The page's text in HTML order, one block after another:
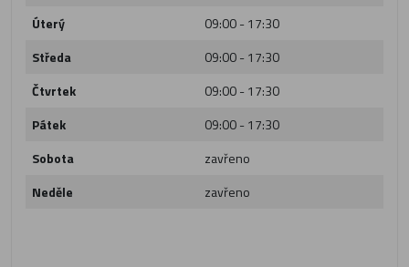
Úterý
09:00 - 17:30
Středa
09:00 - 17:30
Čtvrtek
09:00 - 17:30
Pátek
09:00 - 17:30
Sobota
zavřeno
Neděle
zavřeno